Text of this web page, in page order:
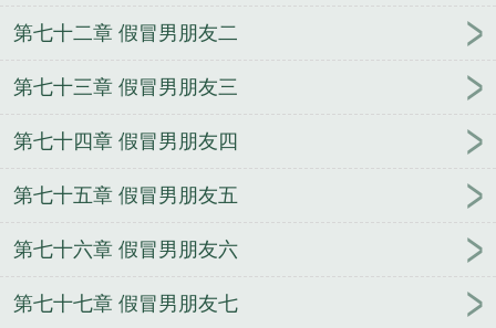
第七十二章 假冒男朋友二
第七十三章 假冒男朋友三
第七十四章 假冒男朋友四
第七十五章 假冒男朋友五
第七十六章 假冒男朋友六
第七十七章 假冒男朋友七